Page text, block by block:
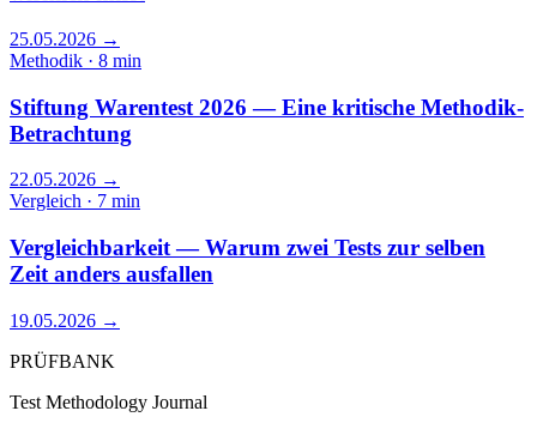
25.05.2026 →
Methodik · 8 min
Stiftung Warentest 2026 — Eine kritische Methodik-
Betrachtung
22.05.2026 →
Vergleich · 7 min
Vergleichbarkeit — Warum zwei Tests zur selben
Zeit anders ausfallen
19.05.2026 →
PRÜFBANK
Test Methodology Journal